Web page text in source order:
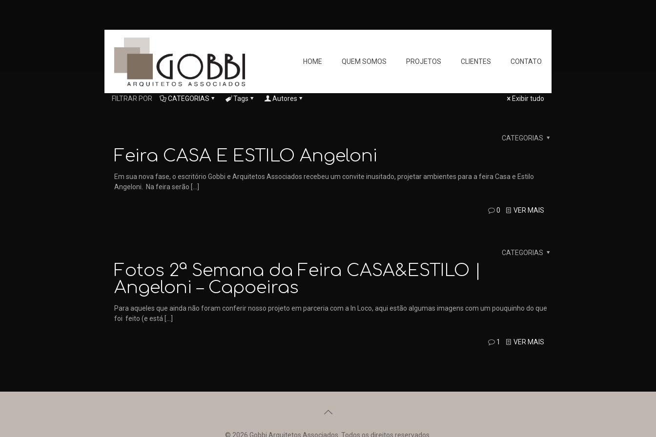
HOME QUEM SOMOS PROJETOS CLIENTES CONTATO
FILTRAR POR CATEGORIAS Tags Autores Exibir tudo
CATEGORIAS
Feira CASA E ESTILO Angeloni
Em sua nova fase, o escritório Gobbi e Arquitetos Associados recebeu um convite inusitado, projetar ambientes para a feira Casa e Estilo
Angeloni. Na feira serão
0 VER MAIS
CATEGORIAS
Fotos 2ª Semana da Feira CASA&ESTILO |
Angeloni – Capoeiras
Para aqueles que ainda não foram conferir nosso projeto em parceria com a In Loco, aqui estão algumas imagens com um pouquinho do que
foi feito (e está
1 VER MAIS
© 2026 Gobbi Arquitetos Associados. Todos os direitos reservados.